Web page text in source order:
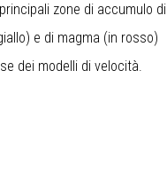
zone di accumulo di
e di magma (in rosso)
dei modelli di velocità.